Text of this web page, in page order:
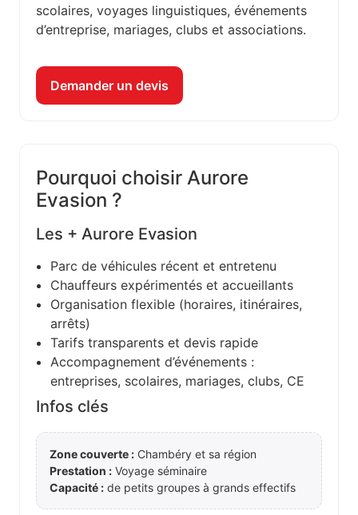
scolaires, voyages linguistiques, événements
d’entreprise, mariages, clubs et associations.
Demander un devis
Pourquoi choisir Aurore
Evasion ?
Les + Aurore Evasion
Parc de véhicules récent et entretenu
Chauffeurs expérimentés et accueillants
Organisation flexible (horaires, itinéraires,
arrêts)
Tarifs transparents et devis rapide
Accompagnement d’événements :
entreprises, scolaires, mariages, clubs, CE
Infos clés
Zone couverte : Chambéry et sa région
Prestation : Voyage séminaire
Capacité : de petits groupes à grands effectifs